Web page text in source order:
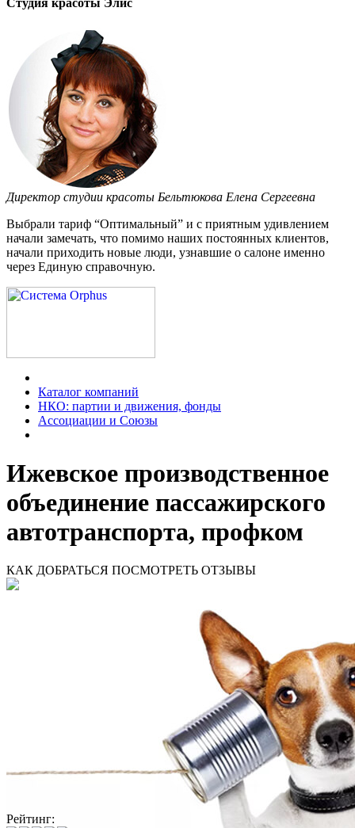
Студия красоты Элис
Директор студии красоты Бельтюкова Елена Сергеевна
Выбрали тариф “Оптимальный” и с приятным удивлением
начали замечать, что помимо наших постоянных клиентов,
начали приходить новые люди, узнавшие о салоне именно
через Единую справочную.
Каталог компаний
НКО: партии и движения, фонды
Ассоциации и Союзы
Ижевское производственное
объединение пассажирского
автотранспорта, профком
КАК ДОБРАТЬСЯ ПОСМОТРЕТЬ ОТЗЫВЫ
Рейтинг: